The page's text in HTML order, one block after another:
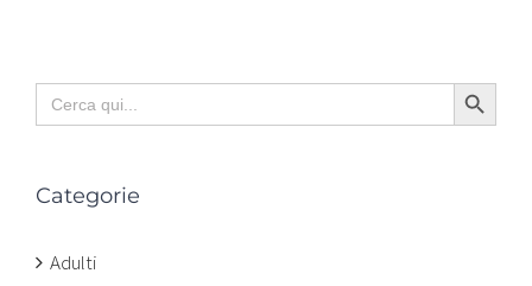
Search
for:
Search Button
Categorie
Adulti